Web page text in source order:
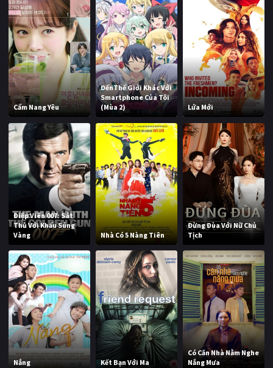
Cẩm Nang Yêu
ĐếnThế Giới Khác Với
Smartphone Của Tôi
(Mùa 2)
Lứa Mới
Điệp Viên 007: Sát
Thủ Với Khẩu Súng
Vàng
Nhà Có 5 Nàng Tiên
Đừng Đùa Với Nữ Chủ
Tịch
Nắng Kết Bạn Với Ma
Có Căn Nhà Nằm Nghe
Nắng Mưa